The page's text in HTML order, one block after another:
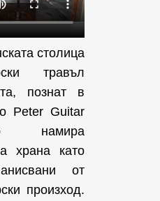
столица
травъл
познат в
Peter Guitar
намира
храна като
от
произход.